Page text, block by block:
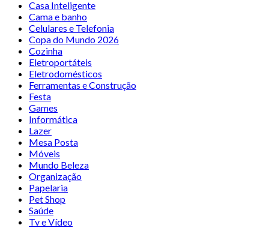
Casa Inteligente
Cama e banho
Celulares e Telefonia
Copa do Mundo 2026
Cozinha
Eletroportáteis
Eletrodomésticos
Ferramentas e Construção
Festa
Games
Informática
Lazer
Mesa Posta
Móveis
Mundo Beleza
Organização
Papelaria
Pet Shop
Saúde
Tv e Vídeo